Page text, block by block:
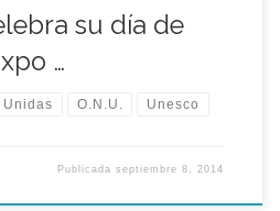
su día de
…
Unidas O.N.U. Unesco
Publicadaseptiembre 8, 2014